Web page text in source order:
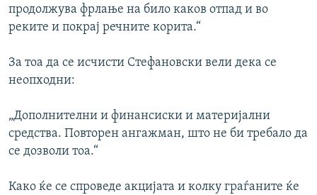
продолжува фрлање на било каков отпад и во
реките и покрај речните корита.“
За тоа да се исчисти Стефановски вели дека се
неопходни:
„Дополнителни и финансиски и материјални
средства. Повторен ангажман, што не би требало да
се дозволи тоа.“
Како ќе се спроведе акцијата и колку граѓаните ќе